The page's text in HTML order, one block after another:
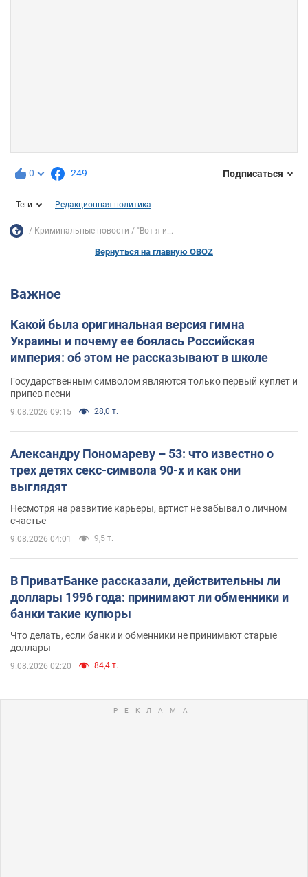
0 249 Подписаться
Теги Редакционная политика
Криминальные новости "Вот я и...
Вернуться на главную OBOZ
Важное
Какой была оригинальная версия гимна
Украины и почему ее боялась Российская
империя: об этом не рассказывают в школе
Государственным символом являются только первый куплет и
припев песни
9.08.2026 09:15 28,0 т.
Александру Пономареву – 53: что известно о
трех детях секс-символа 90-х и как они
выглядят
Несмотря на развитие карьеры, артист не забывал о личном
счастье
9.08.2026 04:01 9,5 т.
В ПриватБанке рассказали, действительны ли
доллары 1996 года: принимают ли обменники и
банки такие купюры
Что делать, если банки и обменники не принимают старые
доллары
9.08.2026 02:20 84,4 т.